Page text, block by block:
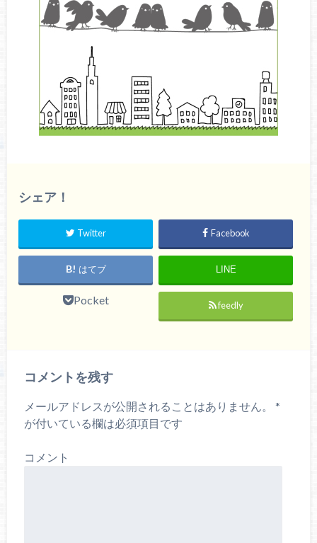
シェア！
Twitter Facebook
はてブ LINE
Pocket feedly
コメントを残す
メールアドレスが公開されることはありません。
*
が付いている欄は必須項目です
コメント